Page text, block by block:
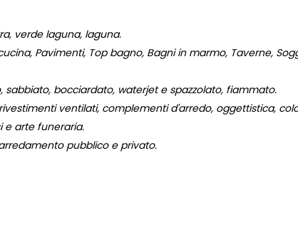
verde laguna, laguna.
Pavimenti, Top bagno, Bagni in marmo, Taverne,
sabbiato, bocciardato, waterjet e spazzolato, fiammato.
ventilati, complementi d'arredo, oggettistica,
e arte funeraria.
pubblico e privato.